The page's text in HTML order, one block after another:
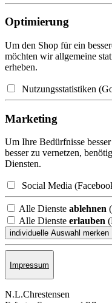
Optimierung
Um den Shop für ein
möchten wir allgemeine
erheben.
Nutzungsstatistiken
Marketing
Um Ihre Bedürfnisse
besser zu vernetzen,
Diensten.
Social Media
Alle Dienste ablehnen
Alle Dienste erlauben
Impressum
N.L.Chrestensen